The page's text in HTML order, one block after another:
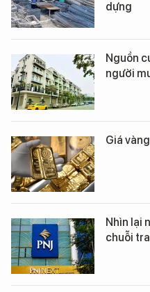
dựng
Nguồn
người
Giá
Nhìn lại
chuỗi